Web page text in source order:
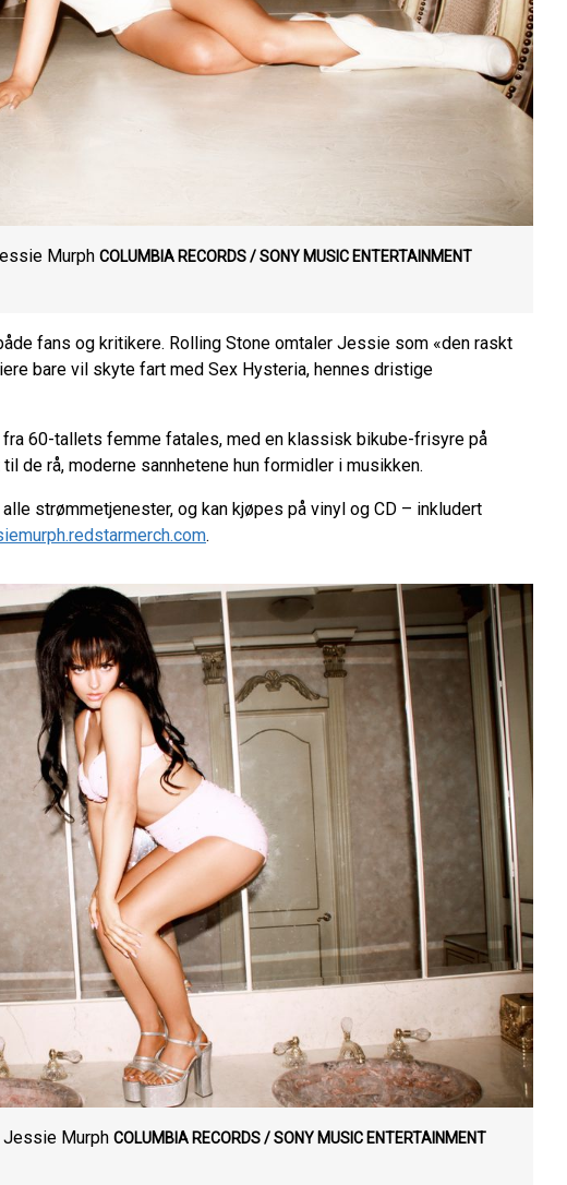
Murph COLUMBIA RECORDS / SONY MUSIC ENTERTAINMENT
fans og kritikere. Rolling Stone omtaler Jessie som «den raskt
bare vil skyte fart med Sex Hysteria, hennes dristige
60-tallets femme fatales, med en klassisk bikube-frisyre på
de rå, moderne sannhetene hun formidler i musikken.
strømmetjenester, og kan kjøpes på vinyl og CD – inkludert
.
Murph COLUMBIA RECORDS / SONY MUSIC ENTERTAINMENT